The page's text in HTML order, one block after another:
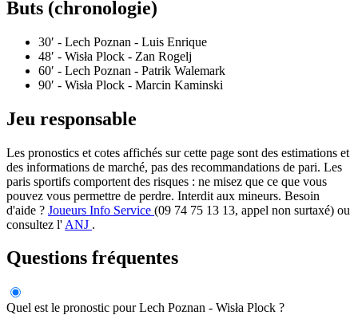
Buts (chronologie)
30′ - Lech Poznan - Luis Enrique
48′ - Wisła Plock - Zan Rogelj
60′ - Lech Poznan - Patrik Walemark
90′ - Wisła Plock - Marcin Kaminski
Jeu responsable
Les pronostics et cotes affichés sur cette page sont des estimations et
des informations de marché, pas des recommandations de pari. Les
paris sportifs comportent des risques : ne misez que ce que vous
pouvez vous permettre de perdre. Interdit aux mineurs. Besoin
d'aide ? Joueurs Info Service (09 74 75 13 13, appel non surtaxé) ou
consultez l' ANJ .
Questions fréquentes
Quel est le pronostic pour Lech Poznan - Wisła Plock ?